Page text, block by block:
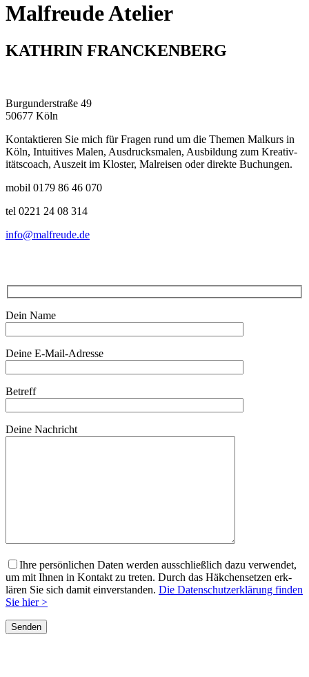
Mal­freude Atelier
KATHRIN FRANCK­EN­BERG
Bur­gun­der­straße 49
50677 Köln
Kon­tak­tieren Sie mich für Fra­gen rund um die The­men Malkurs in
Köln, Intu­itives Malen, Aus­drucks­malen, Aus­bil­dung zum Kreativ­
itätscoach, Auszeit im Kloster, Mal­reisen oder direk­te Buchungen.
mobil 0179 86 46 070
tel 0221 24 08 314
info@malfreude.de
Dein Name
Deine E‑Mail-Adresse
Betreff
Deine Nachricht
Ihre per­sön­lichen Dat­en wer­den auss­chließlich dazu ver­wen­det,
um mit Ihnen in Kon­takt zu treten. Durch das Häkchenset­zen erk­
lären Sie sich damit ein­ver­standen. Die Daten­schutzerk­lärung find­en
Sie hier >